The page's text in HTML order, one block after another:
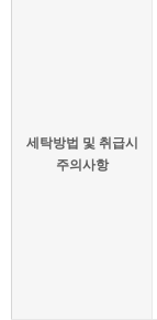
세탁방법 및 취급시
주의사항